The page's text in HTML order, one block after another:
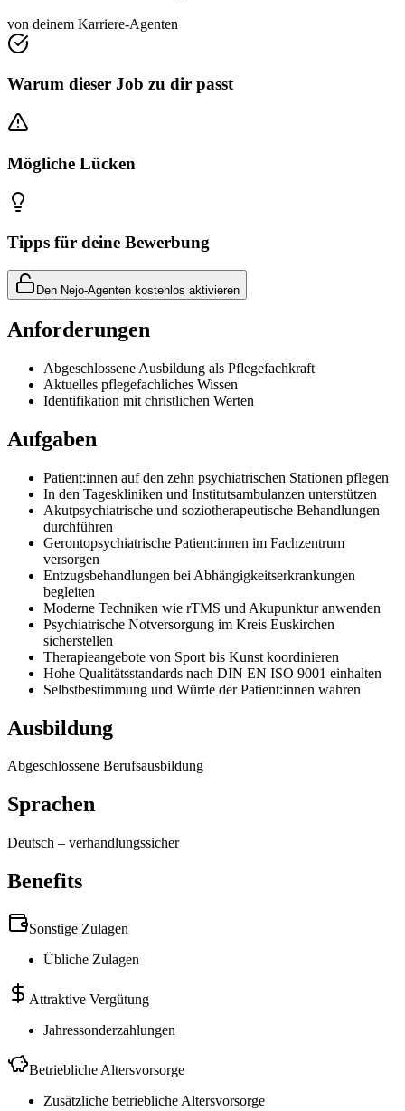
von deinem Karriere-Agenten
Warum dieser Job zu dir passt
Mögliche Lücken
Tipps für deine Bewerbung
Den Nejo-Agenten kostenlos aktivieren
Anforderungen
Abgeschlossene Ausbildung als Pflegefachkraft
Aktuelles pflegefachliches Wissen
Identifikation mit christlichen Werten
Aufgaben
Patient:innen auf den zehn psychiatrischen Stationen pflegen
In den Tageskliniken und Institutsambulanzen unterstützen
Akutpsychiatrische und soziotherapeutische Behandlungen
durchführen
Gerontopsychiatrische Patient:innen im Fachzentrum
versorgen
Entzugsbehandlungen bei Abhängigkeitserkrankungen
begleiten
Moderne Techniken wie rTMS und Akupunktur anwenden
Psychiatrische Notversorgung im Kreis Euskirchen
sicherstellen
Therapieangebote von Sport bis Kunst koordinieren
Hohe Qualitätsstandards nach DIN EN ISO 9001 einhalten
Selbstbestimmung und Würde der Patient:innen wahren
Ausbildung
Abgeschlossene Berufsausbildung
Sprachen
Deutsch – verhandlungssicher
Benefits
Sonstige Zulagen
Übliche Zulagen
Attraktive Vergütung
Jahressonderzahlungen
Betriebliche Altersvorsorge
Zusätzliche betriebliche Altersvorsorge